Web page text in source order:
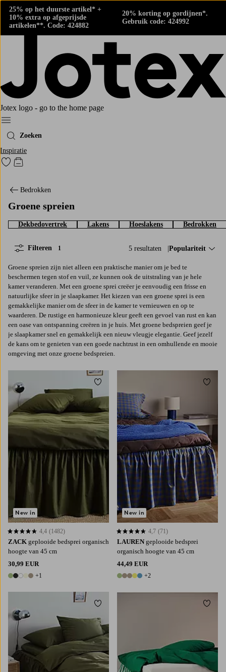
25% op het duurste artikel* +
10% extra op afgeprijsde
artikelen**. Code: 424882
20% korting op gordijnen*.
Gebruik code: 424992
Jotex logo - go to the home page
Menu
Zoeken
Inspiratie
Ga naar favoriet gemarkeerde producten
Go to checkout
Bedrokken
Groene spreien
Dekbedovertrek Lakens Hoeslakens Bedrokken
5 resultaten Sorteer op:
Populariteit
Filteren 1
Groene spreien zijn niet alleen een praktische manier om je bed te
beschermen tegen stof en vuil, ze kunnen ook de uitstraling van je hele
kamer veranderen. Met een groene sprei creëer je eenvoudig een frisse en
natuurlijke sfeer in je slaapkamer. Het kiezen van een groene sprei is een
gemakkelijke manier om de sfeer in de kamer te vernieuwen en op te
waarderen. De rustige en harmonieuze kleur geeft een gevoel van rust en kan
een oase van ontspanning creëren in je huis. Met groene bedspreien geef je
je slaapkamer snel en gemakkelijk een nieuw vleugje elegantie. Geef jezelf
de kans om te genieten van een goede nachtrust in een omhullende en mooie
omgeving met onze groene bedspreien.
ZACK geplooide bedsprei organisch
hoogte van 45 cm
30,99 EUR
6 kleuren
+1
4,4 op basis van 1482 beoordelingen
4,4 (1482)
New in
Toevoegen aan favorieten
90X200 120X200140X200160X200
180X200
LAUREN geplooide bedsprei
organisch hoogte van 45 cm
44,49 EUR
7 kleuren
+2
4,7 op basis van 71 beoordelingen
4,7 (71)
New in
90X200120X200
180X200
Toevoegen aan favorieten
90X200 140X200
180X200